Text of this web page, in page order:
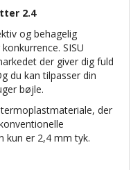
2.4
og behagelig
SISU
der giver dig fuld
du kan tilpasser din
bøjle.
der
kun er 2,4 mm tyk.